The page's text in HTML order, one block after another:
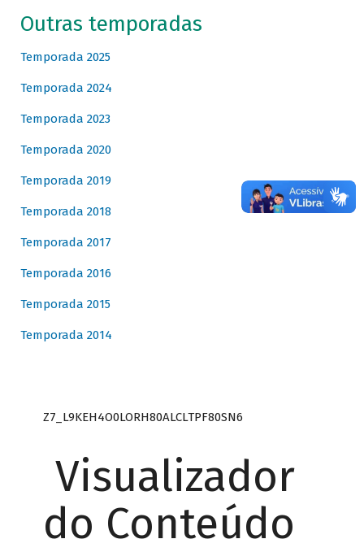
Outras temporadas
Temporada 2025
Temporada 2024
Temporada 2023
Temporada 2020
Temporada 2019
Temporada 2018
Temporada 2017
Temporada 2016
Temporada 2015
Temporada 2014
Z7_L9KEH4O0LORH80ALCLTPF80SN6
Visualizador
do Conteúdo